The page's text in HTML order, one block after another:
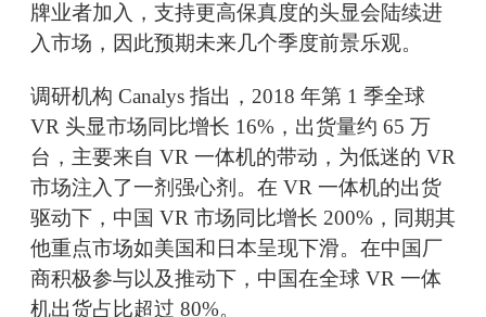
牌业者加入，支持更高保真度的头显会陆续进
入市场，因此预期未来几个季度前景乐观。
调研机构 Canalys 指出，2018 年第 1 季全球
VR 头显市场同比增长 16%，出货量约 65 万
台，主要来自 VR 一体机的带动，为低迷的 VR
市场注入了一剂强心剂。在 VR 一体机的出货
驱动下，中国 VR 市场同比增长 200%，同期其
他重点市场如美国和日本呈现下滑。在中国厂
商积极参与以及推动下，中国在全球 VR 一体
机出货占比超过 80%。